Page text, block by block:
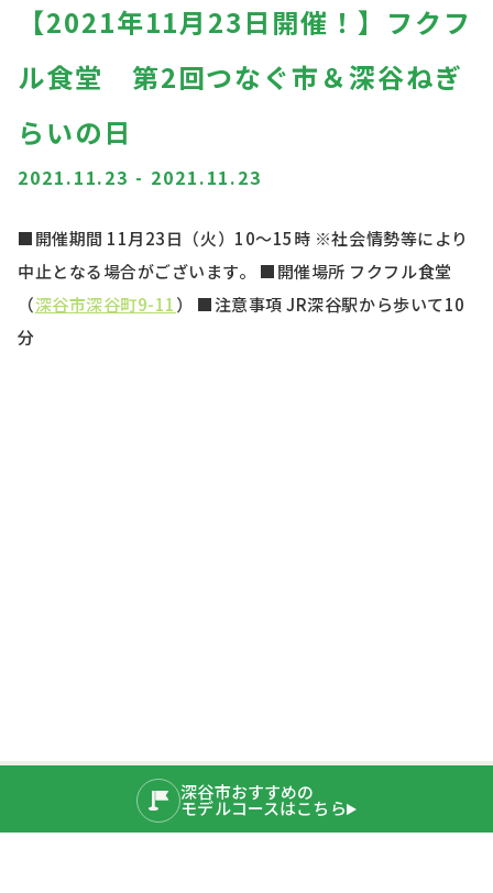
【2021年11月23日開催！】フクフ
ル食堂 第2回つなぐ市＆深谷ねぎ
らいの日
2021.11.23 - 2021.11.23
■開催期間 11月23日（火）10～15時 ※社会情勢等により
中止となる場合がございます。 ■開催場所 フクフル食堂
（深谷市深谷町9-11） ■注意事項JR深谷駅から歩いて10
分
深谷市おすすめの
モデルコースはこちら